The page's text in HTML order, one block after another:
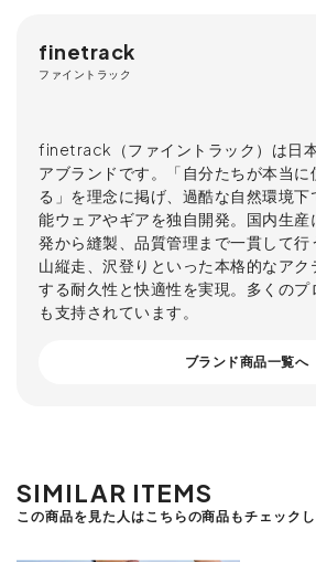
finetrack
ファイントラック
finetrack（ファイントラック）は日
アブランドです。「自分たちが本当に
る」を理念に掲げ、過酷な自然環境
能ウェアやギアを独自開発。国内生産
発から縫製、品質管理まで一貫して
山縦走、沢登りといった本格的なア
する耐久性と快適性を実現。多くのプ
も支持されています。
ブランド商品一覧へ
SIMILAR ITEMS
この商品を見た人はこちらの商品もチェック